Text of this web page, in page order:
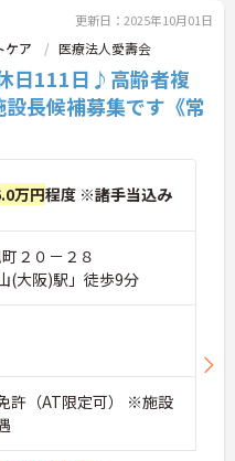
更新日：2025年10月01日
ケア 医療法人愛壽会
日111日♪高齢者複
長候補募集です《常
万円程度 ※諸手当込み
２０－２８
(大阪)駅」徒歩9分
許（AT限定可） ※施設